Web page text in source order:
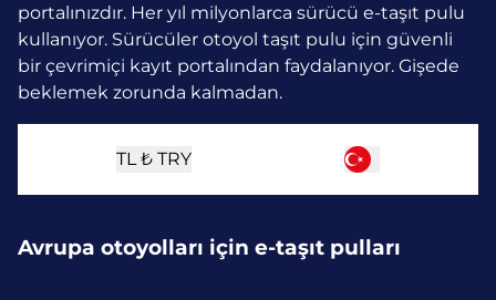
portalınızdır. Her yıl milyonlarca sürücü e-taşıt pulu
kullanıyor. Sürücüler otoyol taşıt pulu için güvenli
bir çevrimiçi kayıt portalından faydalanıyor. Gişede
beklemek zorunda kalmadan.
TL ₺ TRY
Avrupa otoyolları için e-taşıt pulları